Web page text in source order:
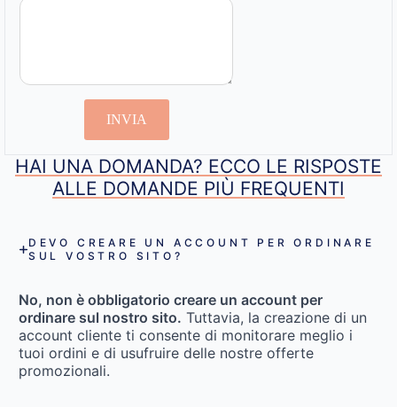
INVIA
HAI UNA DOMANDA? ECCO LE RISPOSTE
ALLE DOMANDE PIÙ FREQUENTI
DEVO CREARE UN ACCOUNT PER ORDINARE
SUL VOSTRO SITO?
No, non è obbligatorio creare un account per
ordinare sul nostro sito. Tuttavia, la creazione di un
account cliente ti consente di monitorare meglio i
tuoi ordini e di usufruire delle nostre offerte
promozionali.